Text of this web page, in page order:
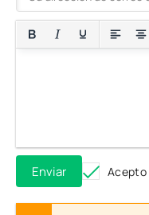
Enviar Acepto